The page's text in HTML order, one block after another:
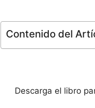
Contenido del
Descarga el libro